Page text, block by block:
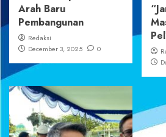
Arah Baru
Pembangunan
Redaksi
December 3, 2025
0